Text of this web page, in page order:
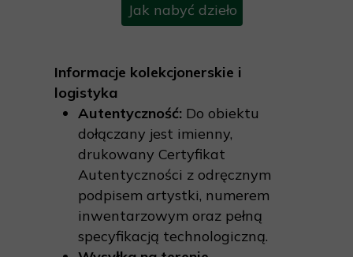
Jak nabyć dzieło
Informacje kolekcjonerskie i
logistyka
Autentyczność: Do obiektu
dołączany jest imienny,
drukowany Certyfikat
Autentyczności z odręcznym
podpisem artystki, numerem
inwentarzowym oraz pełną
specyfikacją technologiczną.